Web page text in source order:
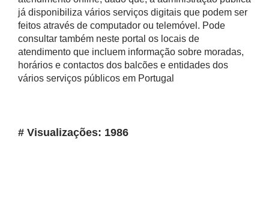
já disponibiliza vários serviços digitais que podem ser
feitos através de computador ou telemóvel. Pode
consultar também neste portal os locais de
atendimento que incluem informação sobre moradas,
horários e contactos dos balcões e entidades dos
vários serviços públicos em Portugal
# Visualizações: 1986